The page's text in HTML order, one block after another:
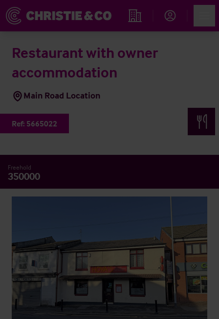
Immobiliensuche
Restaurant with owner
accommodation
Main Road Location
Ref: 5665022
Freehold
350000